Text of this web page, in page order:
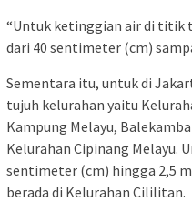
“Untuk ketinggian air di titik
dari 40 sentimeter (cm)
Sementara itu, untuk di
tujuh kelurahan yaitu
Kampung Melayu,
Kelurahan Cipinang Melayu.
sentimeter (cm) hingga 2,5
berada di Kelurahan Cililitan.